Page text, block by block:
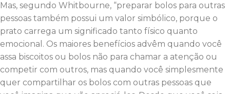
Mas, segundo Whitbourne, “preparar bolos para outras
pessoas também possui um valor simbólico, porque o
prato carrega um significado tanto físico quanto
emocional. Os maiores benefícios advêm quando você
assa biscoitos ou bolos não para chamar a atenção ou
competir com outros, mas quando você simplesmente
quer compartilhar os bolos com outras pessoas que